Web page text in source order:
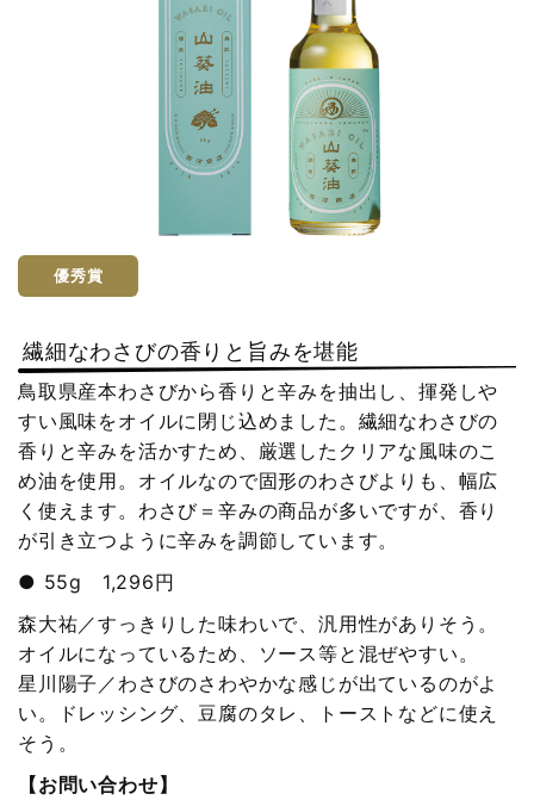
優秀賞
繊細なわさびの香りと旨みを堪能
鳥取県産本わさびから香りと辛みを抽出し、揮発しや
すい風味をオイルに閉じ込めました。繊細なわさびの
香りと辛みを活かすため、厳選したクリアな風味のこ
め油を使用。オイルなので固形のわさびよりも、幅広
く使えます。わさび＝辛みの商品が多いですが、香り
が引き立つように辛みを調節しています。
● 55g 1,296円
森大祐／すっきりした味わいで、汎用性がありそう。
オイルになっているため、ソース等と混ぜやすい。
星川陽子／わさびのさわやかな感じが出ているのがよ
い。ドレッシング、豆腐のタレ、トーストなどに使え
そう。
【お問い合わせ】